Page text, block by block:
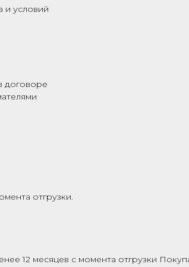
и условий
договоре
отгрузки.
12 месяцев с момента отгрузки